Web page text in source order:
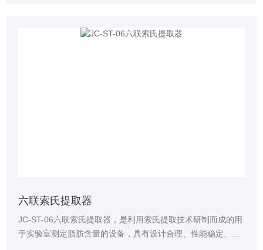
六联索氏提取器
JC-ST-06六联索氏提取器，是利用索氏提取技术研制而成的用
于实验室测定脂肪含量的设备，具有设计合理、性能稳定、准